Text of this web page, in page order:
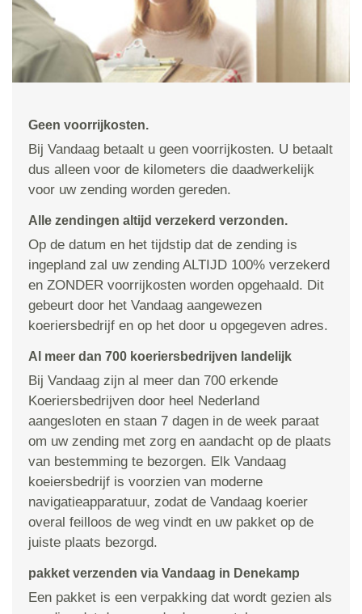
Geen voorrijkosten.
Bij Vandaag betaalt u geen voorrijkosten. U betaalt
dus alleen voor de kilometers die daadwerkelijk
voor uw zending worden gereden.
Alle zendingen altijd verzekerd verzonden.
Op de datum en het tijdstip dat de zending is
ingepland zal uw zending ALTIJD 100% verzekerd
en ZONDER voorrijkosten worden opgehaald. Dit
gebeurt door het Vandaag aangewezen
koeriersbedrijf en op het door u opgegeven adres.
Al meer dan 700 koeriersbedrijven landelijk
Bij Vandaag zijn al meer dan 700 erkende
Koeriersbedrijven door heel Nederland
aangesloten en staan 7 dagen in de week paraat
om uw zending met zorg en aandacht op de plaats
van bestemming te bezorgen. Elk Vandaag
koeiersbedrijf is voorzien van moderne
navigatieapparatuur, zodat de Vandaag koerier
overal feilloos de weg vindt en uw pakket op de
juiste plaats bezorgd.
pakket verzenden via Vandaag in Denekamp
Een pakket is een verpakking dat wordt gezien als